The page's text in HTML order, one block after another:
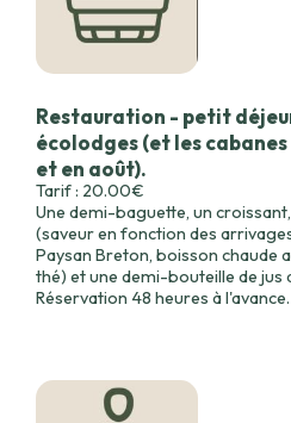
Restauration - petit
écolodges (et les
et en août).
Tarif : 20.00€
Une demi-baguette, un
(saveur en fonction des
Paysan Breton, boisson chaude
thé) et une demi-bouteille de jus
Réservation 48 heures à l'avance.